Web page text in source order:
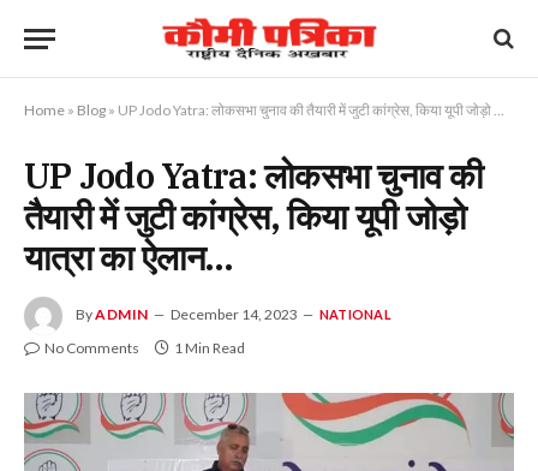
Home » Blog » UP Jodo Yatra: लोकसभा चुनाव की तैयारी में जुटी कांग्रेस, किया यूपी जोड़ो यात्रा का ऐलान…
UP Jodo Yatra: लोकसभा चुनाव की
तैयारी में जुटी कांग्रेस, किया यूपी जोड़ो
यात्रा का ऐलान…
ByADMIN December 14, 2023 NATIONAL
No Comments 1 Min Read